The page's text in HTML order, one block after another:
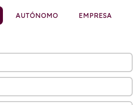
AUTÓNOMO EMPRESA